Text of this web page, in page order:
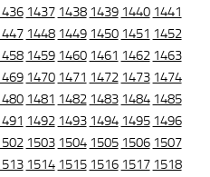
1437 1438 1439 1440 1441
1448 1449 1450 1451 1452
1459 1460 1461 1462 1463
1470 1471 1472 1473 1474
1481 1482 1483 1484 1485
1492 1493 1494 1495 1496
1503 1504 1505 1506 1507
1514 1515 1516 1517 1518